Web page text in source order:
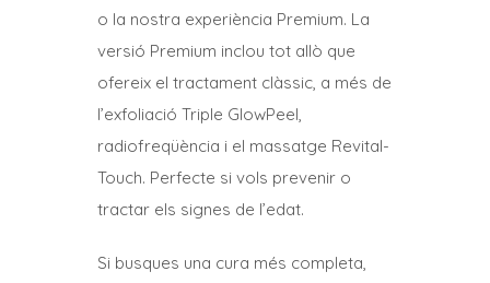
o la nostra experiència Premium. La
versió Premium inclou tot allò que
ofereix el tractament clàssic, a més de
l’exfoliació Triple GlowPeel,
radiofreqüència i el massatge Revital-
Touch. Perfecte si vols prevenir o
tractar els signes de l’edat.
Si busques una cura més completa,